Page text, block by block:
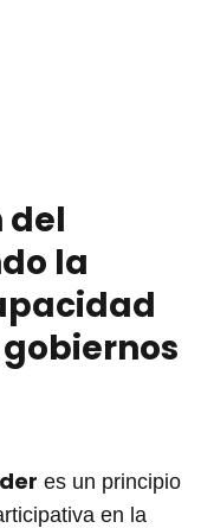
del
la
es un principio
en la